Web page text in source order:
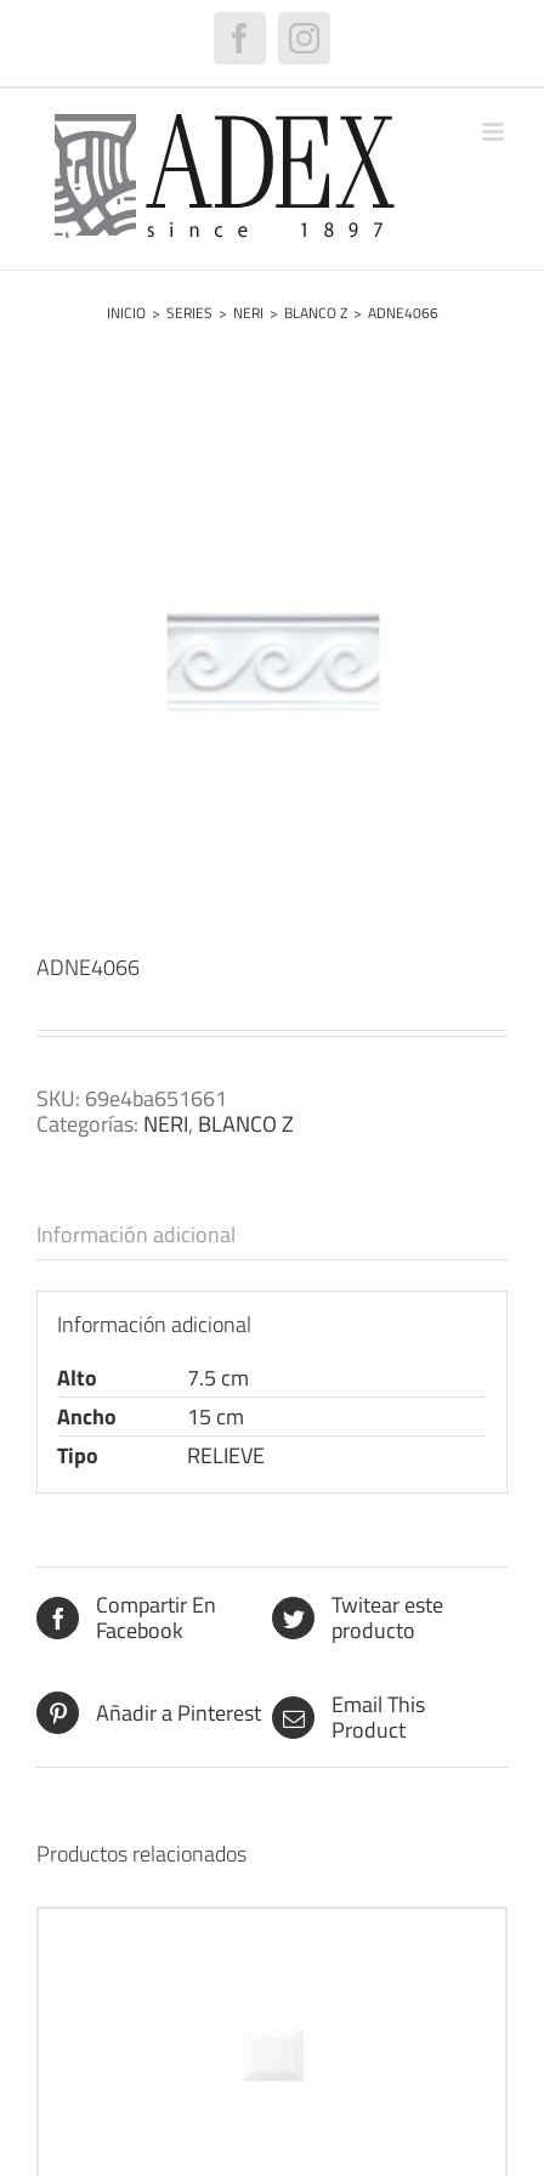
FacebookInstagram
INICIO > SERIES > NERI > BLANCO Z > ADNE4066
ADNE4066
SKU: 69e4ba651661
Categorías: NERI, BLANCO Z
Información adicional
Información adicional
Alto
7.5 cm
Ancho
15 cm
Tipo
RELIEVE
Compartir En
Facebook
Twitear este
producto
Añadir a Pinterest Email This
Product
Productos relacionados